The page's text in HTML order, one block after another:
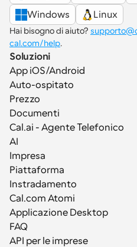
Windows
Linux
Hai bisogno di aiuto?
cal.com/help.
Soluzioni
App iOS/Android
Auto-ospitato
Prezzo
Documenti
Cal.ai - Agente Telefonico
AI
Impresa
Piattaforma
Instradamento
Cal.com Atomi
Applicazione Desktop
FAQ
API per le imprese